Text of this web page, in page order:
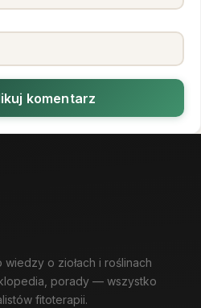
komentarz
o ziołach i roślinach
porady — wszystko
fitoterapii.